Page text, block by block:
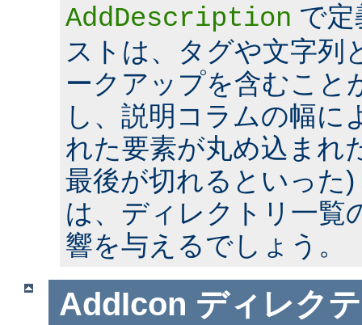
AddDescription で
ストは、タグや文字列
ークアップを含むこと
し、説明コラムの幅に
れた要素が丸め込まれ
最後が切れるといった
は、ディレクトリ一覧
響を与えるでしょう。
AddIcon ディレク